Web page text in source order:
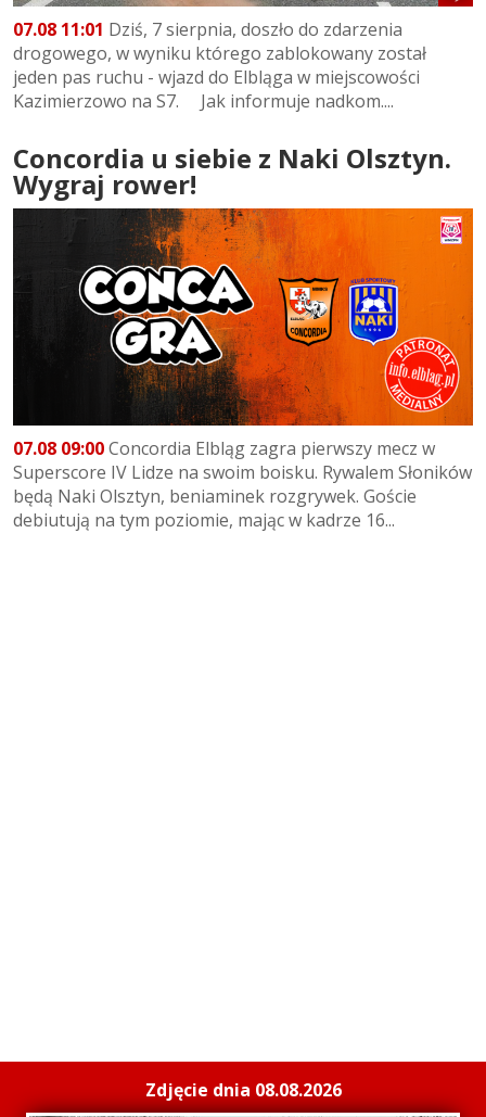
07.08 11:01 Dziś, 7 sierpnia, doszło do zdarzenia
drogowego, w wyniku którego zablokowany został
jeden pas ruchu - wjazd do Elbląga w miejscowości
Kazimierzowo na S7. Jak informuje nadkom....
Concordia u siebie z Naki Olsztyn.
Wygraj rower!
07.08 09:00Concordia Elbląg zagra pierwszy mecz w
Superscore IV Lidze na swoim boisku. Rywalem Słoników
będą Naki Olsztyn, beniaminek rozgrywek. Goście
debiutują na tym poziomie, mając w kadrze 16...
Zdjęcie dnia 08.08.2026